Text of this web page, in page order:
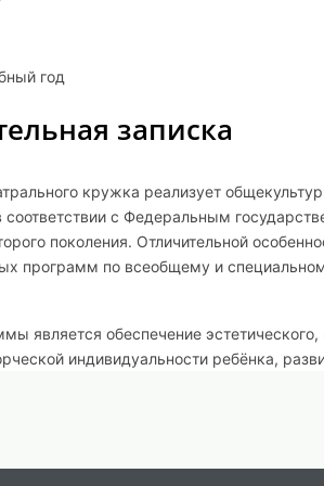
год
записка
кружка реализует
соответствии с Федеральным
поколения. Отличительной
программ по всеобщему и
является обеспечение эстетического,
индивидуальности ребёнка,
с различными видами театра